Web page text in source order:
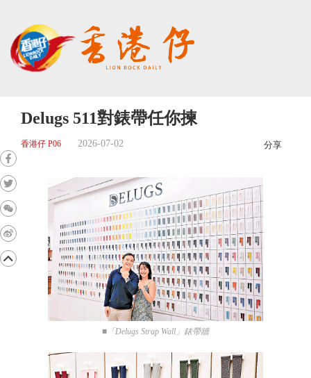
Delugs 511對錶帶任你揀
香港仔 P06 2026-07-02 分享
■「Delugs Strap Wall」錶帶牆